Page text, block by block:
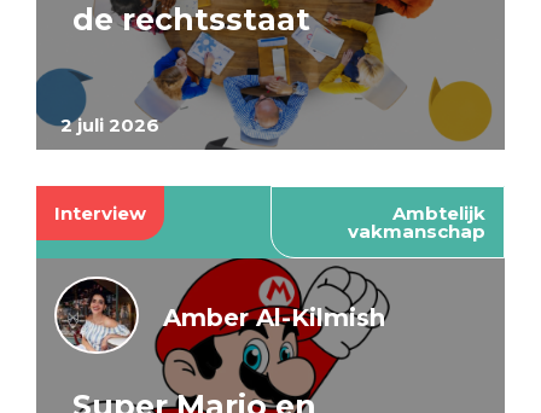
2 juli 2026
de rechtsstaat
Interview Ambtelijk
vakmanschap
Amber Al-Kilmish